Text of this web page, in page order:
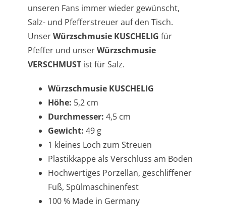
unseren Fans immer wieder gewünscht,
Salz- und Pfefferstreuer auf den Tisch.
UnserWürzschmusie KUSCHELIG für
Pfeffer und unserWürzschmusie
VERSCHMUST ist für Salz.
Würzschmusie KUSCHELIG
Höhe: 5,2 cm
Durchmesser: 4,5 cm
Gewicht: 49 g
1 kleines Loch zum Streuen
Plastikkappe als Verschluss am Boden
Hochwertiges Porzellan, geschliffener
Fuß, Spülmaschinenfest
100 % Made in Germany